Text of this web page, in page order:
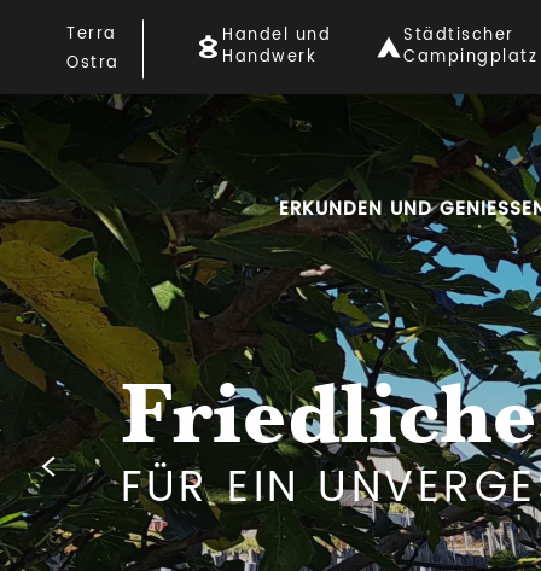
contenu
principal
Terra
Ostra
Handel und
Handwerk
Städtischer
Campingplatz
ERKUNDEN UND GENIESSEN
FÜR EIN